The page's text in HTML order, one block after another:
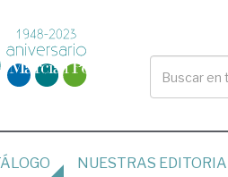
NUESTRAS